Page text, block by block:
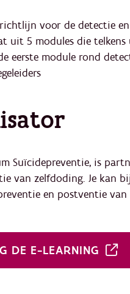
voor de detectie
uit 5 modules die
eerste module rond
Suïcidepreventie, is
van zelfdoding. Je kan
en postventie van
DE E-LEARNING